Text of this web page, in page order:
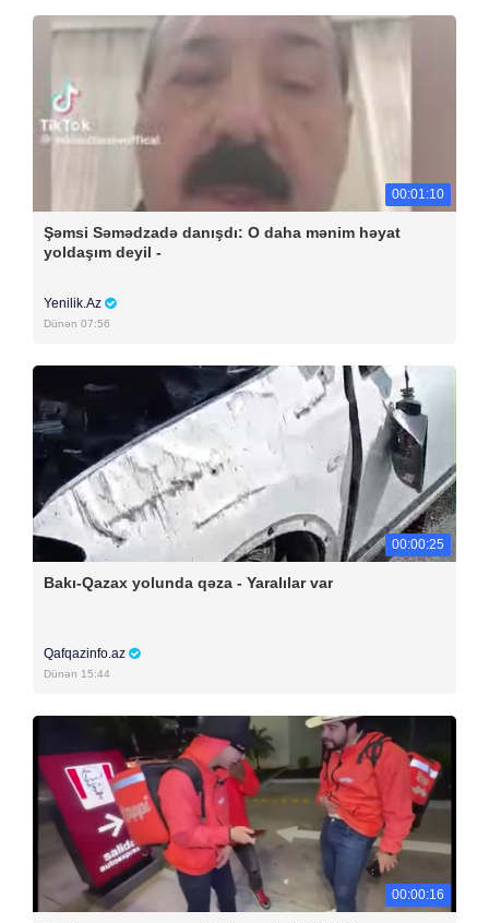
00:01:10
Şəmsi Səmədzadə danışdı: O daha mənim həyat
yoldaşım deyil -
Yenilik.Az
Dünən 07:56
00:00:25
Bakı-Qazax yolunda qəza - Yaralılar var
Qafqazinfo.az
Dünən 15:44
00:00:16